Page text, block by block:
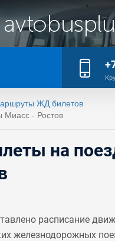
ЖД билетов
- Ростов
на
расписание
железнодорожных